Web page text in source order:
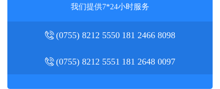
我们提供7*24小时服务
(0755) 8212 5550 181 2466 8098
(0755) 8212 5551 181 2648 0097